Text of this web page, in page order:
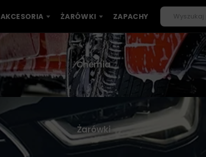
AKCESORIA ŻARÓWKI ZAPACHY
Chemia
Żarówki